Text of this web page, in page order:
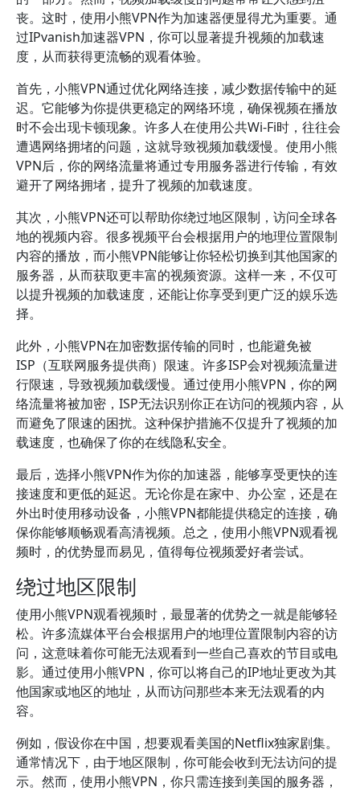
丧。这时，使用小熊VPN作为加速器便显得尤为重要。通
过IPvanish加速器VPN，你可以显著提升视频的加载速
度，从而获得更流畅的观看体验。
首先，小熊VPN通过优化网络连接，减少数据传输中的延
迟。它能够为你提供更稳定的网络环境，确保视频在播放
时不会出现卡顿现象。许多人在使用公共Wi-Fi时，往往会
遭遇网络拥堵的问题，这就导致视频加载缓慢。使用小熊
VPN后，你的网络流量将通过专用服务器进行传输，有效
避开了网络拥堵，提升了视频的加载速度。
其次，小熊VPN还可以帮助你绕过地区限制，访问全球各
地的视频内容。很多视频平台会根据用户的地理位置限制
内容的播放，而小熊VPN能够让你轻松切换到其他国家的
服务器，从而获取更丰富的视频资源。这样一来，不仅可
以提升视频的加载速度，还能让你享受到更广泛的娱乐选
择。
此外，小熊VPN在加密数据传输的同时，也能避免被
ISP（互联网服务提供商）限速。许多ISP会对视频流量进
行限速，导致视频加载缓慢。通过使用小熊VPN，你的网
络流量将被加密，ISP无法识别你正在访问的视频内容，从
而避免了限速的困扰。这种保护措施不仅提升了视频的加
载速度，也确保了你的在线隐私安全。
最后，选择小熊VPN作为你的加速器，能够享受更快的连
接速度和更低的延迟。无论你是在家中、办公室，还是在
外出时使用移动设备，小熊VPN都能提供稳定的连接，确
保你能够顺畅观看高清视频。总之，使用小熊VPN观看视
频时，的优势显而易见，值得每位视频爱好者尝试。
绕过地区限制
使用小熊VPN观看视频时，最显著的优势之一就是能够轻
松。许多流媒体平台会根据用户的地理位置限制内容的访
问，这意味着你可能无法观看到一些自己喜欢的节目或电
影。通过使用小熊VPN，你可以将自己的IP地址更改为其
他国家或地区的地址，从而访问那些本来无法观看的内
容。
例如，假设你在中国，想要观看美国的Netflix独家剧集。
通常情况下，由于地区限制，你可能会收到无法访问的提
示。然而，使用小熊VPN，你只需连接到美国的服务器，